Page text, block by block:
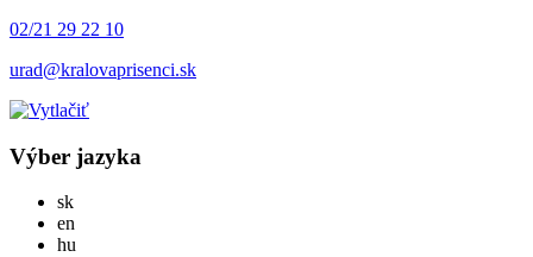
02/21 29 22 10
urad@kralovaprisenci.sk
Výber jazyka
skSlovensky
en
hu